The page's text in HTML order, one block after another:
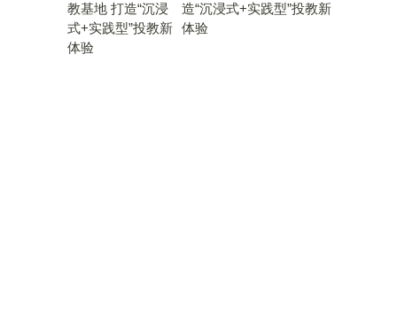
造“沉浸式+实践型”投教新
体验